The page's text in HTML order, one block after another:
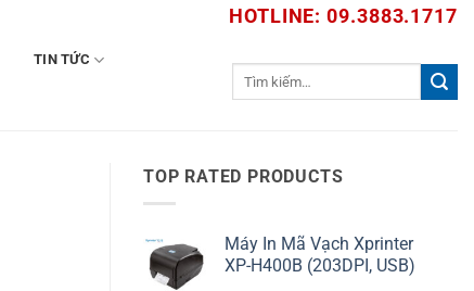
HOTLINE: 09.3883.1717
TIN TỨC
TOP RATED PRODUCTS
Máy In Mã Vạch Xprinter
XP-H400B (203DPI, USB)